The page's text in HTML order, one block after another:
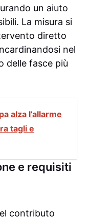
un aiuto
La misura si
diretto
nel
delle fasce più
alza l’allarme
tagli e
e requisiti
contributo